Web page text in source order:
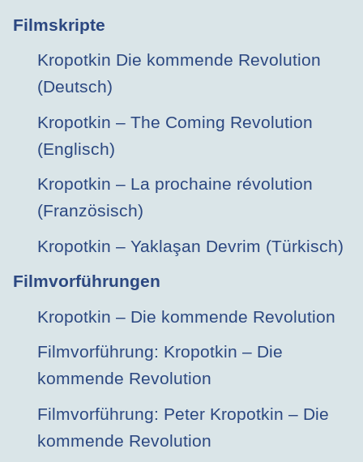
Filmskripte
Kropotkin Die kommende Revolution
(Deutsch)
Kropotkin – The Coming Revolution
(Englisch)
Kropotkin – La prochaine révolution
(Französisch)
Kropotkin – Yaklaşan Devrim (Türkisch)
Filmvorführungen
Kropotkin – Die kommende Revolution
Filmvorführung: Kropotkin – Die
kommende Revolution
Filmvorführung: Peter Kropotkin – Die
kommende Revolution